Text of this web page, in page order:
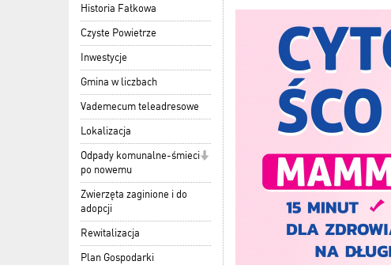
Historia Fałkowa
Czyste Powietrze
Inwestycje
Gmina w liczbach
Vademecum teleadresowe
Lokalizacja
Odpady komunalne-śmieci
po nowemu
Zwierzęta zaginione i do
adopcji
Rewitalizacja
Plan Gospodarki